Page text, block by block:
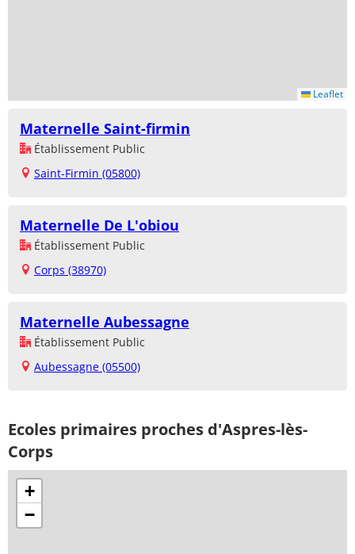
Leaflet
Maternelle Saint-firmin
Établissement Public
Saint-Firmin (05800)
Maternelle De L'obiou
Établissement Public
Corps (38970)
Maternelle Aubessagne
Établissement Public
Aubessagne (05500)
Ecoles primaires proches d'Aspres-lès-
Corps
+
−